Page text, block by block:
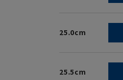
25.0cm
25.5cm